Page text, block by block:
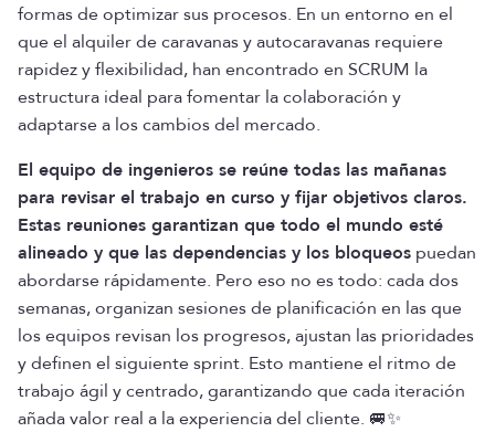
formas de optimizar sus procesos. En un entorno en el
que el alquiler de caravanas y autocaravanas requiere
rapidez y flexibilidad, han encontrado en SCRUM la
estructura ideal para fomentar la colaboración y
adaptarse a los cambios del mercado.
El equipo de ingenieros se reúne todas las mañanas
para revisar el trabajo en curso y fijar objetivos claros.
Estas reuniones garantizan que todo el mundo esté
alineado y que las dependencias y los bloqueos puedan
abordarse rápidamente. Pero eso no es todo: cada dos
semanas, organizan sesiones de planificación en las que
los equipos revisan los progresos, ajustan las prioridades
y definen el siguiente sprint. Esto mantiene el ritmo de
trabajo ágil y centrado, garantizando que cada iteración
añada valor real a la experiencia del cliente. 🚐✨